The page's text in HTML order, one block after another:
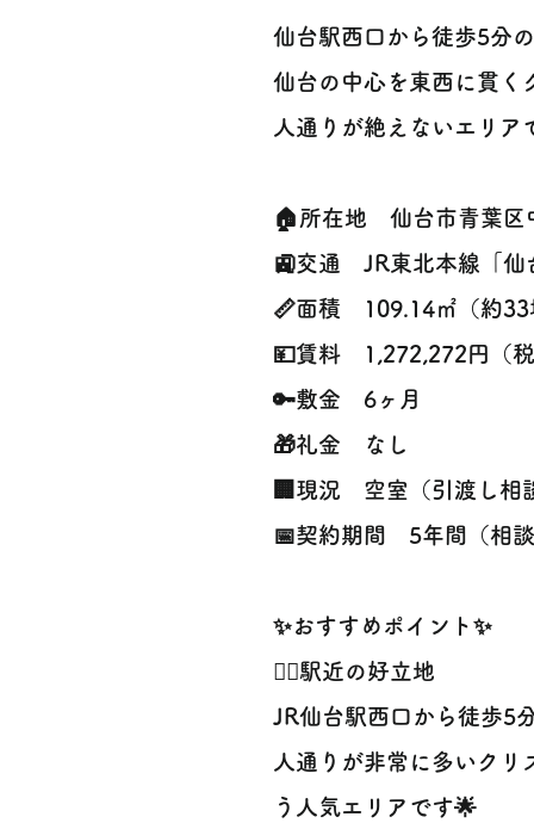
仙台駅西口から徒歩5分
仙台の中心を東西に貫
人通りが絶えないエリア
🏠所在地 仙台市青葉区
🚉交通 JR東北本線「仙
📏面積 109.14㎡（約33
💴賃料 1,272,272円（
🔑敷金 6ヶ月
🎁礼金 なし
🏢現況 空室（引渡し相
📅契約期間 5年間（相
✨おすすめポイント✨
🚶‍♀️駅近の好立地
JR仙台駅西口から徒歩5
人通りが非常に多いクリ
う人気エリアです🌟